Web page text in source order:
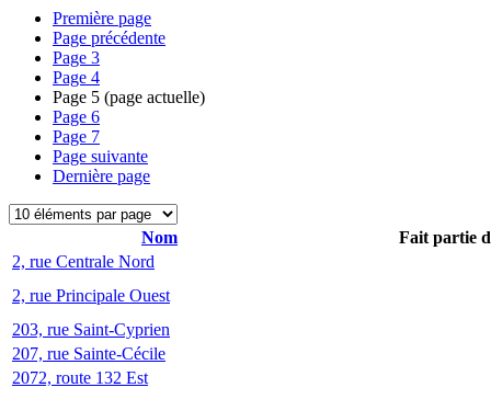
Première page
Page précédente
Page 3
Page 4
Page 5 (page actuelle)
Page 6
Page 7
Page suivante
Dernière page
Nom
Fait partie
2, rue Centrale Nord
2, rue Principale Ouest
203, rue Saint-Cyprien
207, rue Sainte-Cécile
2072, route 132 Est